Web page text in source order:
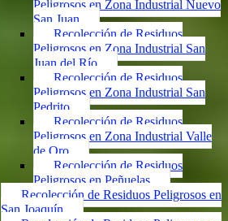
Peligrosos en Zona Industrial Nuevo
San Juan
Recolección de Residuos
Peligrosos en Zona Industrial San
Juan del Río
Recolección de Residuos
Peligrosos en Zona Industrial San
Pedrito
Recolección de Residuos
Peligrosos en Zona Industrial Valle
de Oro
Recolección de Residuos
Peligrosos en Peñuelas
Recolección de Residuos Peligrosos en
San Joaquín